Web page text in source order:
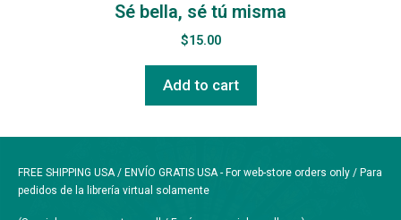
Sé bella, sé tú misma
$15.00
Add to cart
FREE SHIPPING USA / ENVÍO GRATIS USA - For web-store orders only / Para
pedidos de la librería virtual solamente